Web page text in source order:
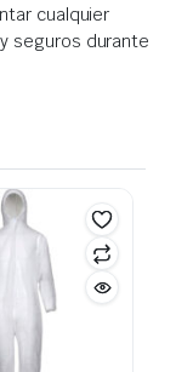
cualquier
seguros durante